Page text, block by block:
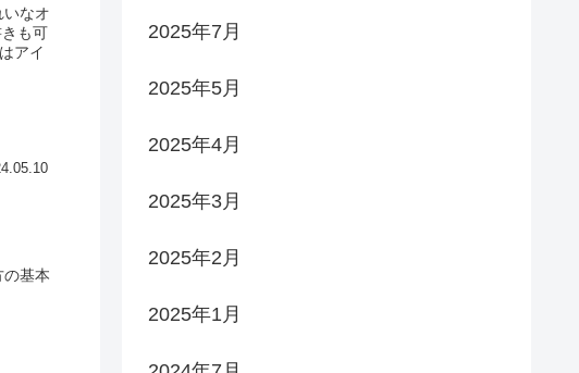
なオ
も可
アイ
の基本
2025年7月
2025年5月
2025年4月
2025年3月
2025年2月
2025年1月